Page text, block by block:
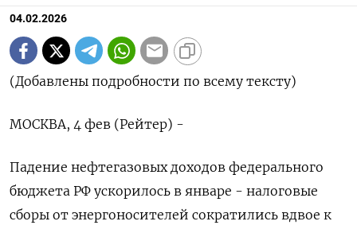
04.02.2026
(Добавлены подробности по всему тексту)
МОСКВА, 4 фев (Рейтер) -
Падение нефтегазовых доходов федерального
бюджета РФ ускорилось в январе - налоговые
сборы от энергоносителей сократились вдвое к